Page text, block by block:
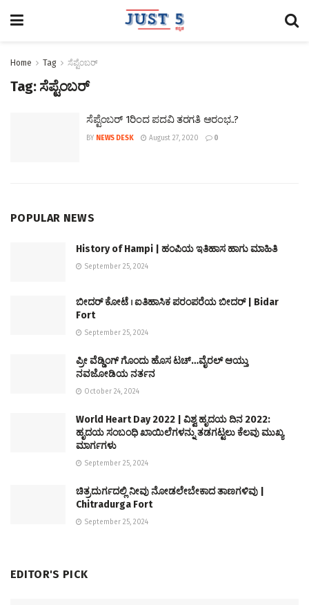
Home Tag ಸೆಪ್ಟೆಂಬರ್
Tag: ಸೆಪ್ಟೆಂಬರ್
ಸೆಪ್ಟೆಂಬರ್ 1ರಿಂದ ಪದವಿ ತರಗತಿ ಆರಂಭ..?
BY NEWS DESK August 27, 2020 0
POPULAR NEWS
History of Hampi | ಹಂಪಿಯ ಇತಿಹಾಸ ಹಾಗು ಮಾಹಿತಿ
September 25, 2024
ಬೀದರ್ ಕೋಟೆ । ಐತಿಹಾಸಿಕ ಪರಂಪರೆಯ ಬೀದರ್ | Bidar
Fort
September 25, 2024
ಪ್ರೀ ವೆಡ್ಡಿಂಗ್ ಗೊಂದು ಹೊಸ ಟಚ್…ವೈರಲ್ ಆಯ್ತು
ನವಜೋಡಿಯ ನರ್ತನ
October 24, 2024
World Heart Day 2022 | ವಿಶ್ವ ಹೃದಯ ದಿನ 2022:
ಹೃದಯ ಸಂಬಂಧಿ ಖಾಯಿಲೆಗಳನ್ನು ತಡಗಟ್ಟಲು ಕೆಲವು ಮುಖ್ಯ
ಮಾರ್ಗಗಳು
September 25, 2024
ಚಿತ್ರದುರ್ಗದಲ್ಲಿ ನೀವು ನೋಡಲೇಬೇಕಾದ ತಾಣಗಳಿವು |
Chitradurga Fort
September 25, 2024
EDITOR'S PICK